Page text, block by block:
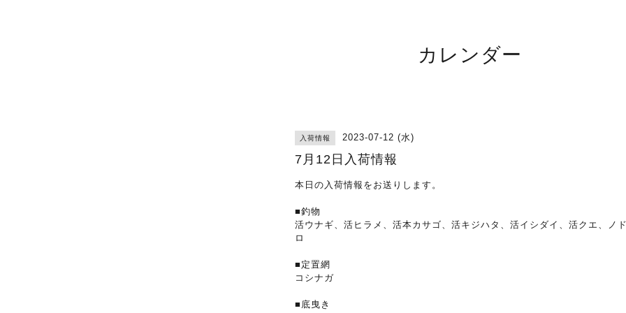
カレンダー
入荷情報 2023-07-12 (水)
7月12日入荷情報
本日の入荷情報をお送りします。
■釣物
活ウナギ、活ヒラメ、活本カサゴ、活キジハタ、活イシダイ、活クエ、ノ
ロ
■定置網
コシナガ
■底曳き